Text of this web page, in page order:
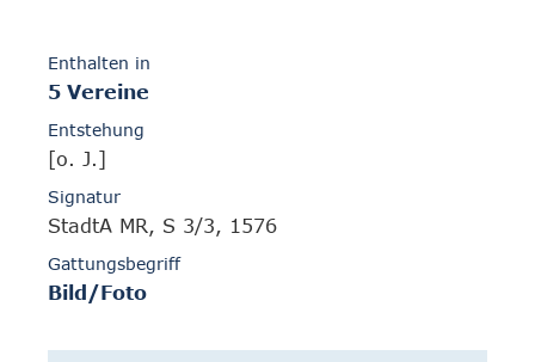
Enthalten in
5 Vereine
Entstehung
[o. J.]
Signatur
StadtA MR, S 3/3, 1576
Gattungsbegriff
Bild/Foto